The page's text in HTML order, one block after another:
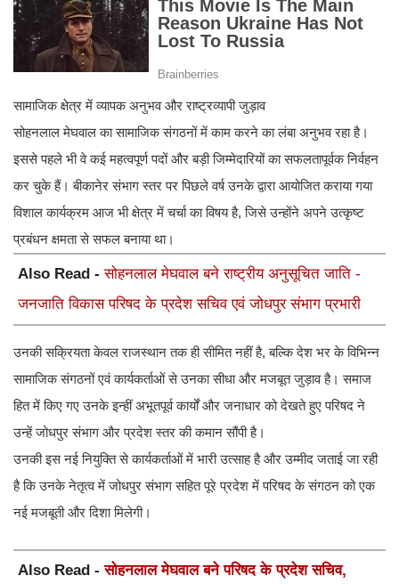
सामाजिक क्षेत्र में व्यापक अनुभव और राष्ट्रव्यापी जुड़ाव
सोहनलाल मेघवाल का सामाजिक संगठनों में काम करने का लंबा अनुभव रहा है।
इससे पहले भी वे कई महत्वपूर्ण पदों और बड़ी जिम्मेदारियों का सफलतापूर्वक निर्वहन
कर चुके हैं। बीकानेर संभाग स्तर पर पिछले वर्ष उनके द्वारा आयोजित कराया गया
विशाल कार्यक्रम आज भी क्षेत्र में चर्चा का विषय है, जिसे उन्होंने अपने उत्कृष्ट
प्रबंधन क्षमता से सफल बनाया था।
Also Read -सोहनलाल मेघवाल बने राष्ट्रीय अनुसूचित जाति -
जनजाति विकास परिषद के प्रदेश सचिव एवं जोधपुर संभाग प्रभारी
उनकी सक्रियता केवल राजस्थान तक ही सीमित नहीं है, बल्कि देश भर के विभिन्न
सामाजिक संगठनों एवं कार्यकर्ताओं से उनका सीधा और मजबूत जुड़ाव है। समाज
हित में किए गए उनके इन्हीं अभूतपूर्व कार्यों और जनाधार को देखते हुए परिषद ने
उन्हें जोधपुर संभाग और प्रदेश स्तर की कमान सौंपी है।
उनकी इस नई नियुक्ति से कार्यकर्ताओं में भारी उत्साह है और उम्मीद जताई जा रही
है कि उनके नेतृत्व में जोधपुर संभाग सहित पूरे प्रदेश में परिषद के संगठन को एक
नई मजबूती और दिशा मिलेगी।
Also Read -सोहनलाल मेघवाल बने परिषद के प्रदेश सचिव,